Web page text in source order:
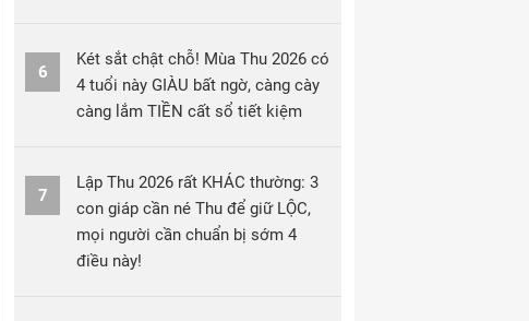
6
Két sắt chật chỗ! Mùa Thu 2026 có
4 tuổi này GIÀU bất ngờ, càng cày
càng lắm TIỀN cất sổ tiết kiệm
7
Lập Thu 2026 rất KHÁC thường: 3
con giáp cần né Thu để giữ LỘC,
mọi người cần chuẩn bị sớm 4
điều này!